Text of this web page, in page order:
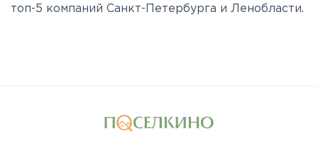
топ-5 компаний Санкт-Петербурга и Ленобласти.